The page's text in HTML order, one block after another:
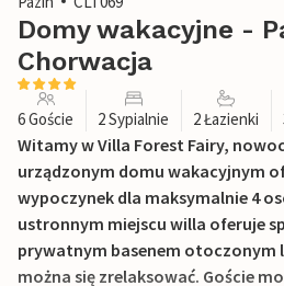
Domy wakacyjne -
Chorwacja
6 Goście 2 Sypialnie 2 Łazienki
Witamy w Villa Forest Fairy,
urządzonym domu wakacyjnym
wypoczynek dla maksymalnie 4
ustronnym miejscu willa oferuje
prywatnym basenem otoczonym
można się zrelaksować. Goście